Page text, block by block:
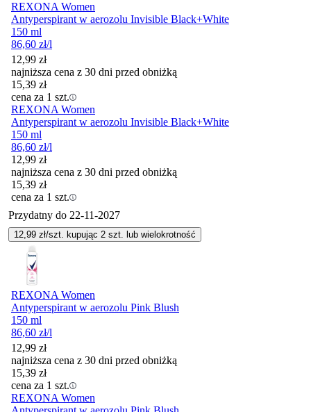
REXONA Women
Antyperspirant w aerozolu Invisible Black+White
150 ml
86,60 zł/l
12,99 zł
najniższa cena z 30 dni przed obniżką
15,39 zł
cena za 1 szt.
REXONA Women
Antyperspirant w aerozolu Invisible Black+White
150 ml
86,60 zł/l
12,99 zł
najniższa cena z 30 dni przed obniżką
15,39 zł
cena za 1 szt.
Przydatny do 22-11-2027
12,99 zł/szt. kupując 2 szt. lub wielokrotność
REXONA Women
Antyperspirant w aerozolu Pink Blush
150 ml
86,60 zł/l
12,99 zł
najniższa cena z 30 dni przed obniżką
15,39 zł
cena za 1 szt.
REXONA Women